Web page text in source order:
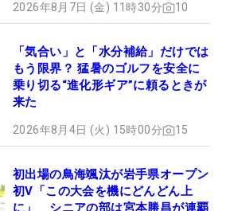
2026年8月7日 (金) 11時30分 10
「気合い」と「水分補給」だけでは
もう限界？ 猛暑のゴルフを安全に
乗り切る“進化形ギア”に頼るときが
来た
2026年8月4日 (火) 15時00分 15
初出場の鳥海颯汰が岩手県オープン
初V「この大会を機にどんどん上
に」 シニアの部は宮本勝昌が連覇